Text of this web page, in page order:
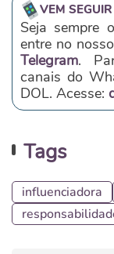
VEM
Seja sempre
entre no
Telegram.
canais do
DOL. Acesse:
Tags
influenciadora